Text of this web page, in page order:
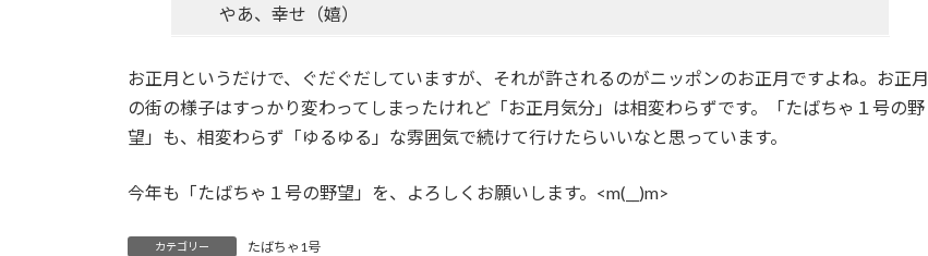
やあ、幸せ（嬉）
お正月というだけで、ぐだぐだしていますが、それが許されるのがニッポンのお正月ですよね。お正月
の街の様子はすっかり変わってしまったけれど「お正月気分」は相変わらずです。「たばちゃ１号の野
望」も、相変わらず「ゆるゆる」な雰囲気で続けて行けたらいいなと思っています。
今年も「たばちゃ１号の野望」を、よろしくお願いします。<m(__)m>
カテゴリー たばちゃ1号